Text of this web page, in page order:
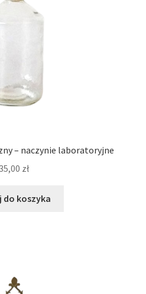
– naczynie laboratoryjne
zł
do koszyka